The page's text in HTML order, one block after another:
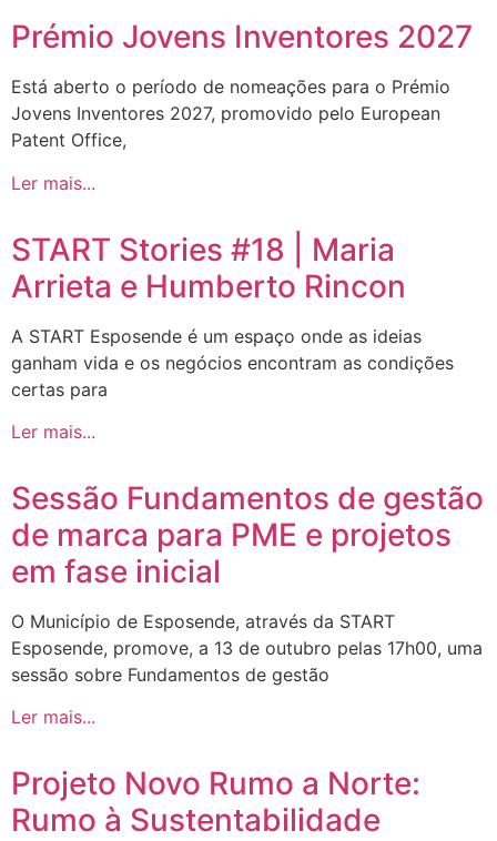
Prémio Jovens Inventores 2027
Está aberto o período de nomeações para o Prémio
Jovens Inventores 2027, promovido pelo European
Patent Office,
Ler mais...
START Stories #18 | Maria
Arrieta e Humberto Rincon
A START Esposende é um espaço onde as ideias
ganham vida e os negócios encontram as condições
certas para
Ler mais...
Sessão Fundamentos de gestão
de marca para PME e projetos
em fase inicial
O Município de Esposende, através da START
Esposende, promove, a 13 de outubro pelas 17h00, uma
sessão sobre Fundamentos de gestão
Ler mais...
Projeto Novo Rumo a Norte:
Rumo à Sustentabilidade